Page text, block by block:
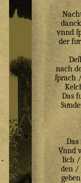
vnnd
der
nach
ſprach
Das
Das
Vnnd
lich /
den /